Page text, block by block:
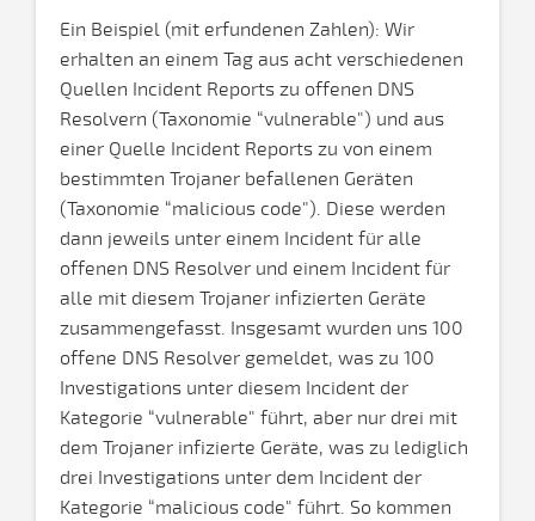
Ein Beispiel (mit erfundenen Zahlen): Wir
erhalten an einem Tag aus acht verschiedenen
Quellen Incident Reports zu offenen DNS
Resolvern (Taxonomie “vulnerable") und aus
einer Quelle Incident Reports zu von einem
bestimmten Trojaner befallenen Geräten
(Taxonomie “malicious code"). Diese werden
dann jeweils unter einem Incident für alle
offenen DNS Resolver und einem Incident für
alle mit diesem Trojaner infizierten Geräte
zusammengefasst. Insgesamt wurden uns 100
offene DNS Resolver gemeldet, was zu 100
Investigations unter diesem Incident der
Kategorie “vulnerable" führt, aber nur drei mit
dem Trojaner infizierte Geräte, was zu lediglich
drei Investigations unter dem Incident der
Kategorie “malicious code" führt. So kommen